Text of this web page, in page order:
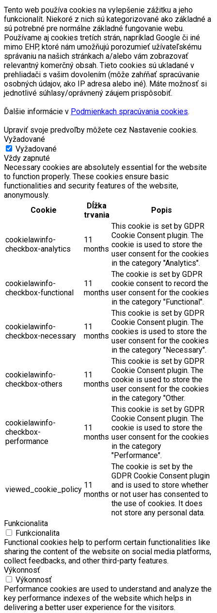
Tento web používa cookies na vylepšenie zážitku a jeho
funkcionalít. Niekoré z nich sú kategorizované ako základné a
sú potrebné pre normálne základné fungovanie webu.
Používame aj cookies tretích strán, napríklad Google či iné
mimo EHP, ktoré nám umožňujú porozumieť užívateľskému
správaniu na našich stránkach a/alebo vám zobrazovať
relevantný komerčný obsah. Tieto cookies sú ukladané v
prehliadači s vašim dovolením (môže zahŕňať spracúvanie
osobných údajov, ako IP adresa alebo iné). Máte možnosť si
jednotlivé súhlasy/oprávnený záujem prispôsobiť.
Ďalšie informácie v Podmienkach spracúvania cookies.
Upraviť svoje predvoľby môžete cez Nastavenie cookies.
Vyžadované
Vyžadované
Vždy zapnuté
Necessary cookies are absolutely essential for the website
to function properly. These cookies ensure basic
functionalities and security features of the website,
anonymously.
Cookie
Dĺžka
trvania
Popis
cookielawinfo-
checkbox-analytics
11
months
This cookie is set by GDPR
Cookie Consent plugin. The
cookie is used to store the
user consent for the cookies
in the category "Analytics".
cookielawinfo-
checkbox-functional
11
months
The cookie is set by GDPR
cookie consent to record the
user consent for the cookies
in the category "Functional".
cookielawinfo-
checkbox-necessary
11
months
This cookie is set by GDPR
Cookie Consent plugin. The
cookies is used to store the
user consent for the cookies
in the category "Necessary".
cookielawinfo-
checkbox-others
11
months
This cookie is set by GDPR
Cookie Consent plugin. The
cookie is used to store the
user consent for the cookies
in the category "Other.
cookielawinfo-
checkbox-
performance
11
months
This cookie is set by GDPR
Cookie Consent plugin. The
cookie is used to store the
user consent for the cookies
in the category
"Performance".
viewed_cookie_policy 11
months
The cookie is set by the
GDPR Cookie Consent plugin
and is used to store whether
or not user has consented to
the use of cookies. It does
not store any personal data.
Funkcionalita
Funkcionalita
Functional cookies help to perform certain functionalities like
sharing the content of the website on social media platforms,
collect feedbacks, and other third-party features.
Výkonnosť
Výkonnosť
Performance cookies are used to understand and analyze the
key performance indexes of the website which helps in
delivering a better user experience for the visitors.